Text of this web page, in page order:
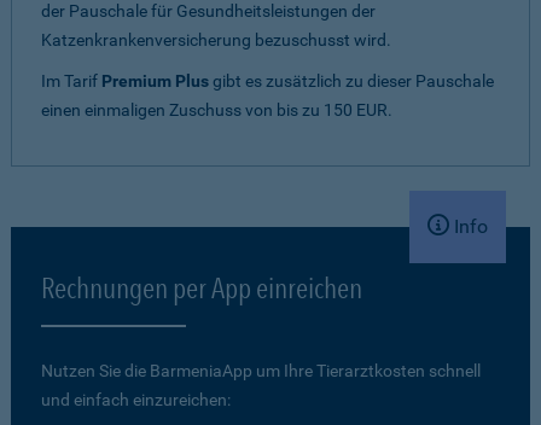
der Pauschale für Gesundheitsleistungen der
Katzenkrankenversicherung bezuschusst wird.
Im Tarif Premium Plusgibt es zusätzlich zu dieser Pauschale
einen einmaligen Zuschuss von bis zu 150 EUR.
Info
Rechnungen per App einreichen
Nutzen Sie die BarmeniaApp um Ihre Tierarztkosten schnell
und einfach einzureichen: